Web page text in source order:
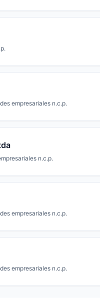
empresariales n.c.p.
n.c.p.
empresariales n.c.p.
empresariales n.c.p.